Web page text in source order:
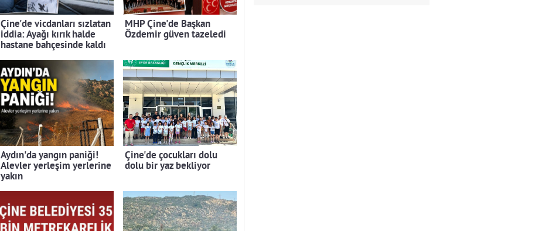
Çine'de vicdanları sızlatan
iddia: Ayağı kırık halde
hastane bahçesinde kaldı
MHP Çine'de Başkan
Özdemir güven tazeledi
Aydın'da yangın paniği!
Alevler yerleşim yerlerine
yakın
Çine'de çocukları dolu
dolu bir yaz bekliyor